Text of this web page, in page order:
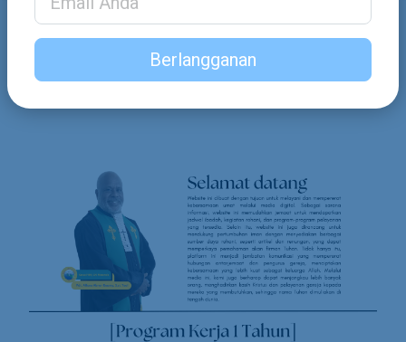
Berlangganan